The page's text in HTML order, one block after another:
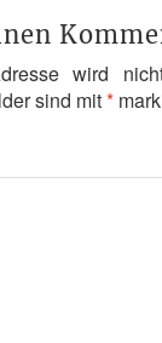
wird
sind mit*